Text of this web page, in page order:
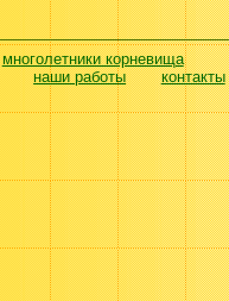
многолетники корневища
наши работы
контакты